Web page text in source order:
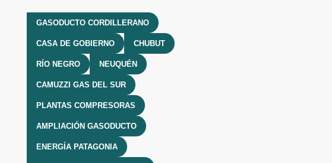
GASODUCTO CORDILLERANO
CASA DE GOBIERNO CHUBUT
RÍO NEGRO NEUQUÉN
CAMUZZI GAS DEL SUR
PLANTAS COMPRESORAS
AMPLIACIÓN GASODUCTO
ENERGÍA PATAGONIA